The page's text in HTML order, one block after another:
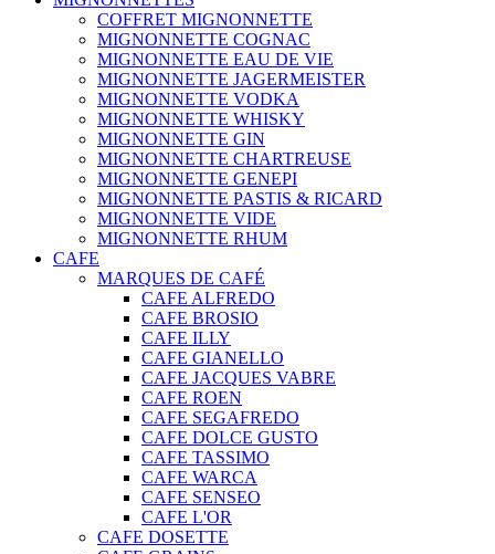
COFFRET MIGNONNETTE
MIGNONNETTE COGNAC
MIGNONNETTE EAU DE VIE
MIGNONNETTE JAGERMEISTER
MIGNONNETTE VODKA
MIGNONNETTE WHISKY
MIGNONNETTE GIN
MIGNONNETTE CHARTREUSE
MIGNONNETTE GENEPI
MIGNONNETTE PASTIS & RICARD
MIGNONNETTE VIDE
MIGNONNETTE RHUM
CAFE
MARQUES DE CAFÉ
CAFE ALFREDO
CAFE BROSIO
CAFE ILLY
CAFE GIANELLO
CAFE JACQUES VABRE
CAFE ROEN
CAFE SEGAFREDO
CAFE DOLCE GUSTO
CAFE TASSIMO
CAFE WARCA
CAFE SENSEO
CAFE L'OR
CAFE DOSETTE